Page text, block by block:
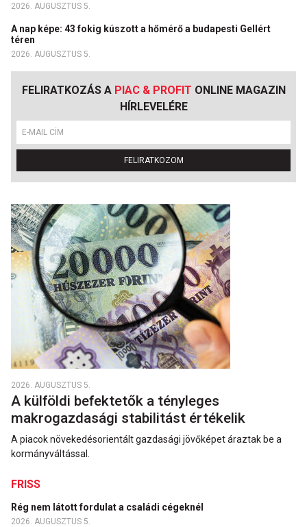
2026. AUGUSZTUS 5.
A nap képe: 43 fokig kúszott a hőmérő a budapesti Gellért
téren
2026. AUGUSZTUS 5.
FELIRATKOZÁS A PIAC & PROFIT ONLINE MAGAZIN
HÍRLEVELÉRE
FELIRATKOZOM
2026. AUGUSZTUS 5.
A külföldi befektetők a tényleges
makrogazdasági stabilitást értékelik
A piacok növekedésorientált gazdasági jövőképet áraztak be a
kormányváltással.
FRISS
Rég nem látott fordulat a családi cégeknél
2026. AUGUSZTUS 5.